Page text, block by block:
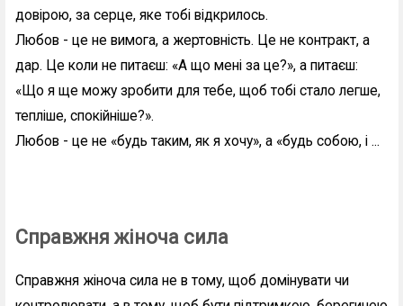
довірою, за серце, яке тобі відкрилось.
Любов - це не вимога, а жертовність. Це не контракт, а
дар. Це коли не питаєш: «А що мені за це?», а питаєш:
«Що я ще можу зробити для тебе, щоб тобі стало легше,
тепліше, спокійніше?».
Любов - це не «будь таким, як я хочу», а «будь собою, і ...
Справжня жіноча сила
Справжня жіноча сила не в тому, щоб домінувати чи